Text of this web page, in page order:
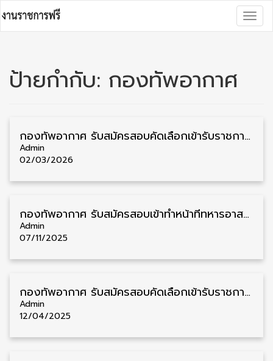
to
content
ป้ายกำกับ: กองทัพอากาศ
กองทัพอากาศ รับสมัครสอบคัดเลือกเข้ารับราชการ วุฒิ ม.6/ปวช./ปวส./ป.ตรี 84 อัตรา รับสมัคร 4 มีนาคม – 6 เมษายน
Admin
02/03/2026
กองทัพอากาศ รับสมัครสอบเข้าทำหน้าที่ทหารอาสา ปี 2569 วุฒิ ม.6/ปวช. 81 อัตรา รับสมัคร 10 พฤศจิกายน – 19 มกราคม
Admin
07/11/2025
กองทัพอากาศ รับสมัครสอบคัดเลือกเข้ารับราชการ ประจำปี 2568 หลายจังหวัด 25 อัตรา รับสมัคร 18 เมษายน – 18 พฤษภาคม
Admin
12/04/2025